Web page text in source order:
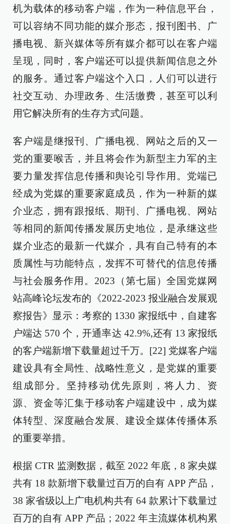
机为载体的移动客户端，作为一种信息平台，
可以容纳不同功能的媒介形态，报刊图书、广
播电视、新兴媒体等所有媒介都可以在客户端
呈现，同时，客户端还可以提供新闻信息之外
的服务。通过客户端这个入口，人们可以进行
社交互动、办理政务、生活缴费，甚至可以利
用它解决所有的生存方式问题。
客户端是继报刊、广播电视、网站之后的又一
党的重要喉舌，并且将会作为新型主力军的主
要力量发挥信息传播和舆论引导作用。党端已
经成为党媒的重要家庭成员，作为一种新的媒
介业态，拥有跟报纸、期刊、广播电视、网站
等相同的新闻传播发展历史地位，是承继这些
媒介业态的最新一代媒介，具有自己特有的本
质属性与功能特点，发挥不可替代的信息传播
与社会服务作用。2023（第七届）全国党媒网
站高峰论坛发布的《2022-2023 报业融合发展观
察报告》显示：考察的 1330 家报纸中，自建客
户端达 570 个，开通率达 42.9%,还有 13 家报纸
的客户端新增下载量超过千万。[22] 党媒客户端
建设具有全局性、战略性意义，是党媒的重要
组成部分。坚持移动优先原则，将人力、资
源、资金等汇集于移动客户端建设中，成为媒
体转型、深度融合发展、建设全媒体传播体系
的重要举措。
根据 CTR 监测数据，截至 2022 年底，8 家央媒
共有 18 款新增下载量过百万的自有 APP 产品，
38 家省级以上广电机构共有 64 款累计下载量过
百万的自有 APP 产品；2022 年主流媒体机构累